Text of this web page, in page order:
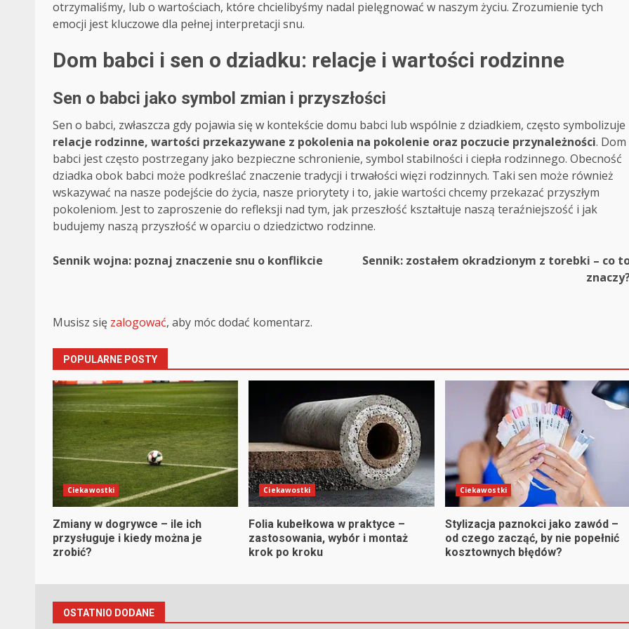
otrzymaliśmy, lub o wartościach, które chcielibyśmy nadal pielęgnować w naszym życiu. Zrozumienie tych
emocji jest kluczowe dla pełnej interpretacji snu.
Dom babci i sen o dziadku: relacje i wartości rodzinne
Sen o babci jako symbol zmian i przyszłości
Sen o babci, zwłaszcza gdy pojawia się w kontekście domu babci lub wspólnie z dziadkiem, często symbolizuje
relacje rodzinne, wartości przekazywane z pokolenia na pokolenie oraz poczucie przynależności. Dom
babci jest często postrzegany jako bezpieczne schronienie, symbol stabilności i ciepła rodzinnego. Obecność
dziadka obok babci może podkreślać znaczenie tradycji i trwałości więzi rodzinnych. Taki sen może również
wskazywać na nasze podejście do życia, nasze priorytety i to, jakie wartości chcemy przekazać przyszłym
pokoleniom. Jest to zaproszenie do refleksji nad tym, jak przeszłość kształtuje naszą teraźniejszość i jak
budujemy naszą przyszłość w oparciu o dziedzictwo rodzinne.
Post
Sennik wojna: poznaj znaczenie snu o konflikcie
Sennik: zostałem okradzionym z torebki – co
Musisz się zalogować, aby móc dodać komentarz.
POPULARNE POSTY
Ciekawostki
Zmiany w dogrywce – ile ich
przysługuje i kiedy można je
zrobić?
Ciekawostki
Folia kubełkowa w praktyce –
zastosowania, wybór i montaż
krok po kroku
Ciekawostki
Stylizacja paznokci jako zawód –
od czego zacząć, by nie popełnić
kosztownych błędów?
OSTATNIO DODANE